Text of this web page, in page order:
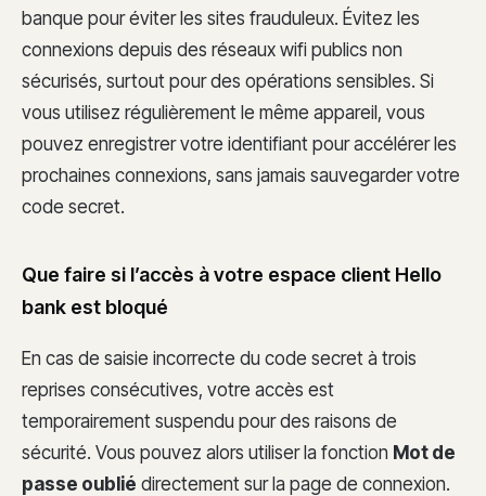
banque pour éviter les sites frauduleux. Évitez les
connexions depuis des réseaux wifi publics non
sécurisés, surtout pour des opérations sensibles. Si
vous utilisez régulièrement le même appareil, vous
pouvez enregistrer votre identifiant pour accélérer les
prochaines connexions, sans jamais sauvegarder votre
code secret.
Que faire si l’accès à votre espace client Hello
bank est bloqué
En cas de saisie incorrecte du code secret à trois
reprises consécutives, votre accès est
temporairement suspendu pour des raisons de
sécurité. Vous pouvez alors utiliser la fonction Mot de
passe oublié directement sur la page de connexion.